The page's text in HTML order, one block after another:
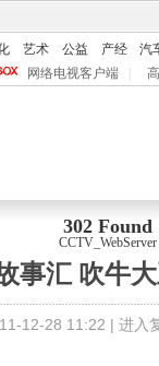
艺术 公益 产经 汽
网络电视客户端
302 Found
CCTV_WebServer
事汇 吹牛
12-28 11:22 | 进入